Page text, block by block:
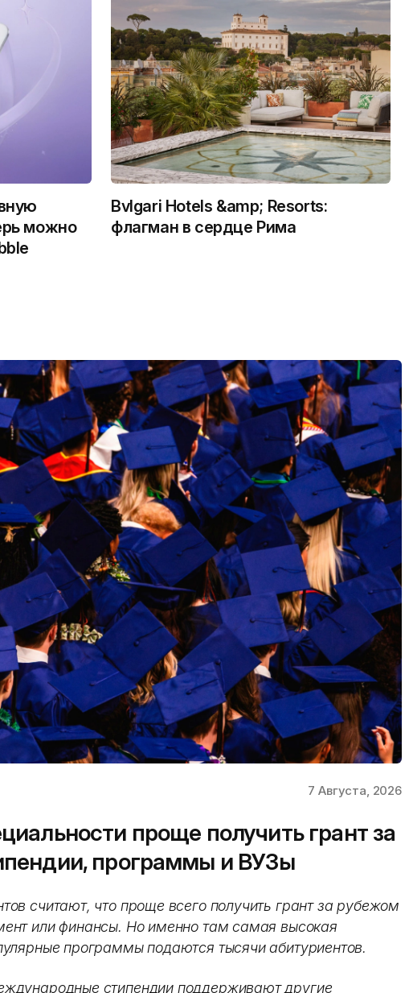
можно
Bvlgari Hotels &amp; Resorts:
флагман в сердце Рима
7 Августа, 2026
проще получить грант за
программы и ВУЗы
считают, что проще всего получить грант за рубежом
или финансы. Но именно там самая высокая
программы подаются тысячи абитуриентов.
стипендии поддерживают другие